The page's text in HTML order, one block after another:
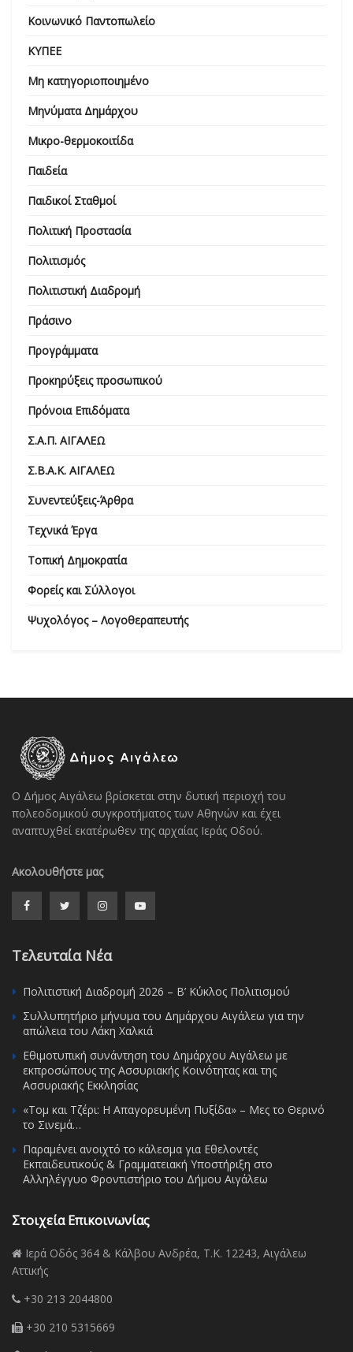
Κοινωνικό Παντοπωλείο
ΚΥΠΕΕ
Μη κατηγοριοποιημένο
Μηνύματα Δημάρχου
Μικρο-θερμοκοιτίδα
Παιδεία
Παιδικοί Σταθμοί
Πολιτική Προστασία
Πολιτισμός
Πολιτιστική Διαδρομή
Πράσινο
Προγράμματα
Προκηρύξεις προσωπικού
Πρόνοια Επιδόματα
Σ.Α.Π. ΑΙΓΑΛΕΩ
Σ.Β.Α.Κ. ΑΙΓΑΛΕΩ
Συνεντεύξεις-Άρθρα
Τεχνικά Έργα
Τοπική Δημοκρατία
Φορείς και Σύλλογοι
Ψυχολόγος – Λογοθεραπευτής
Ο Δήμος Αιγάλεω βρίσκεται στην δυτική περιοχή του
πολεοδομικού συγκροτήματος των Αθηνών και έχει
αναπτυχθεί εκατέρωθεν της αρχαίας Ιεράς Οδού.
Ακολουθήστε μας
Τελευταία Νέα
Πολιτιστική Διαδρομή 2026 – Β’ Κύκλος Πολιτισμού
Συλλυπητήριο μήνυμα του Δημάρχου Αιγάλεω για την
απώλεια του Λάκη Χαλκιά
Εθιμοτυπική συνάντηση του Δημάρχου Αιγάλεω με
εκπροσώπους της Ασσυριακής Κοινότητας και της
Ασσυριακής Εκκλησίας
«Τομ και Τζέρι: Η Απαγορευμένη Πυξίδα» – Μες το Θερινό
το Σινεμά…
Παραμένει ανοιχτό το κάλεσμα για Εθελοντές
Εκπαιδευτικούς & Γραμματειακή Υποστήριξη στο
Αλληλέγγυο Φροντιστήριο του Δήμου Αιγάλεω
Στοιχεία Επικοινωνίας
Ιερά Οδός 364 & Κάλβου Ανδρέα, Τ.Κ. 12243, Αιγάλεω
Αττικής
+30 213 2044800
+30 210 5315669